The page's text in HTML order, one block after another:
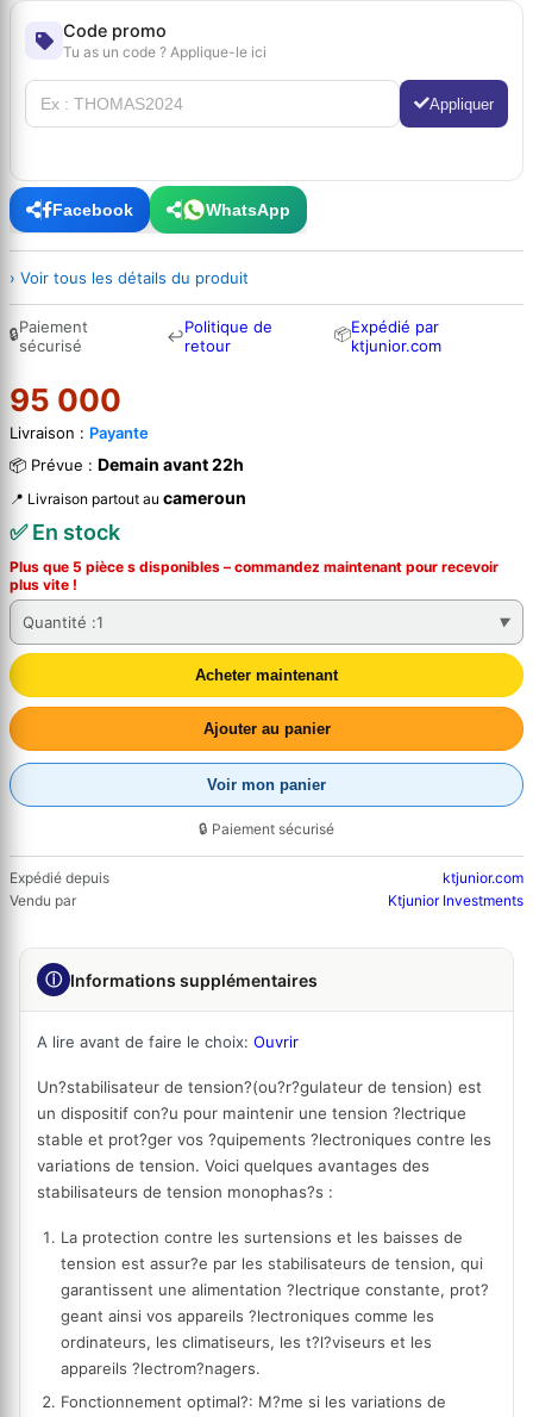
Code promo
Tu as un code ? Applique-le ici
Appliquer
Facebook WhatsApp
› Voir tous les détails du produit
🔒Paiement
sécurisé
↩Politique de
retour
📦Expédié par
ktjunior.com
95 000
Livraison : Payante
📦 Prévue : Demain avant 22h
📍 Livraison partout au cameroun
✅ En stock
Plus que 5 pièce s disponibles – commandez maintenant pour recevoir
plus vite !
Quantité :1
Acheter maintenant
Ajouter au panier
Voir mon panier
🔒 Paiement sécurisé
Expédié depuis
ktjunior.com
Vendu par
Ktjunior Investments
ⓘ Informations supplémentaires
A lire avant de faire le choix: Ouvrir
Un?stabilisateur de tension?(ou?r?gulateur de tension) est
un dispositif con?u pour maintenir une tension ?lectrique
stable et prot?ger vos ?quipements ?lectroniques contre les
variations de tension. Voici quelques avantages des
stabilisateurs de tension monophas?s :
La protection contre les surtensions et les baisses de
tension est assur?e par les stabilisateurs de tension, qui
garantissent une alimentation ?lectrique constante, prot?
geant ainsi vos appareils ?lectroniques comme les
ordinateurs, les climatiseurs, les t?l?viseurs et les
appareils ?lectrom?nagers.
Fonctionnement optimal?: M?me si les variations de